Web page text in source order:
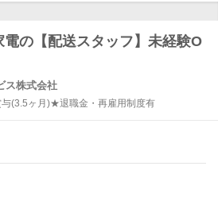
の【配送スタッフ】未経験O
ス株式会社
(3.5ヶ月)★退職金・再雇用制度有